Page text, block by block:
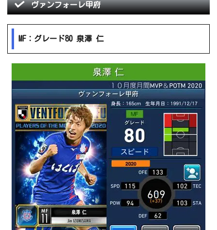
ヴァンフォーレ甲府
MF：グレード80 泉澤 仁